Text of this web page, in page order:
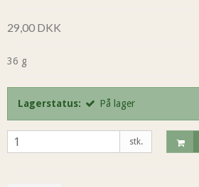
29,00 DKK
36 g
Lagerstatus: På lager
stk.